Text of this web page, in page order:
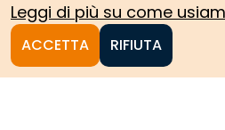
Leggi di più su come
ACCETTA RIFIUTA